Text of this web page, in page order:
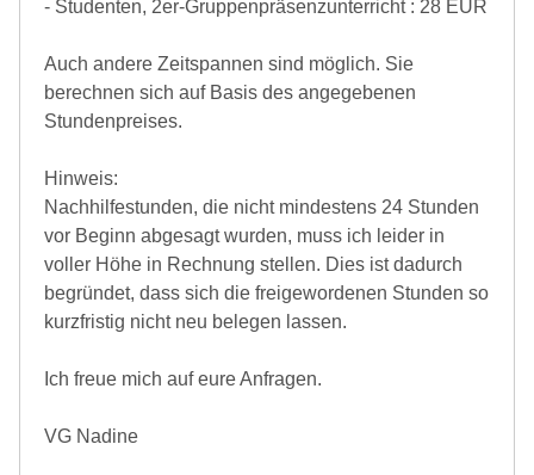
- Studenten, 2er-Gruppenpräsenzunterricht : 28 EUR
Auch andere Zeitspannen sind möglich. Sie
berechnen sich auf Basis des angegebenen
Stundenpreises.
Hinweis:
Nachhilfestunden, die nicht mindestens 24 Stunden
vor Beginn abgesagt wurden, muss ich leider in
voller Höhe in Rechnung stellen. Dies ist dadurch
begründet, dass sich die freigewordenen Stunden so
kurzfristig nicht neu belegen lassen.
Ich freue mich auf eure Anfragen.
VG Nadine